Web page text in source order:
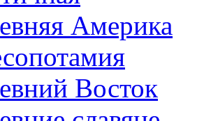
Америка
Восток